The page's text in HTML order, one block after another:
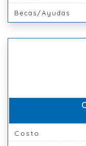
Becas/Ayudas
Costo